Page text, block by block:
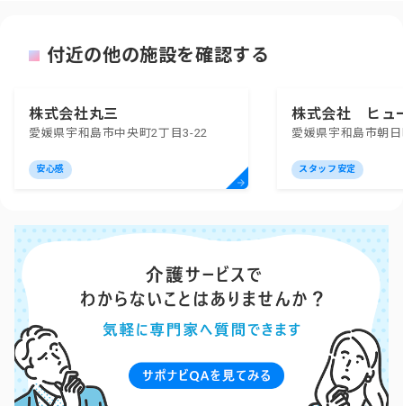
付近の他の施設を確認する
株式会社丸三
愛媛県宇和島市中央町2丁目3-22
安心感
株式会社 ヒュ
愛媛県宇和島市朝
スタッフ安定